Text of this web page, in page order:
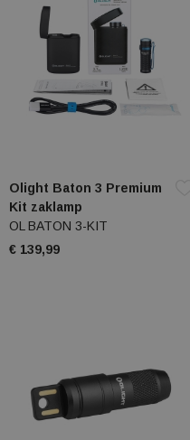
Olight Baton 3 Premium
Kit zaklamp
OL BATON 3-KIT
€ 139,99